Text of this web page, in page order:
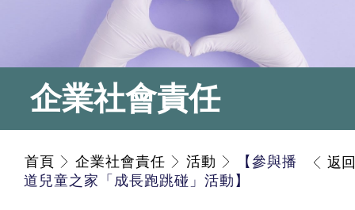
企業社會責任
首頁 企業社會責任 活動
【參與播
道兒童之家「成長跑跳碰」活動】
返回